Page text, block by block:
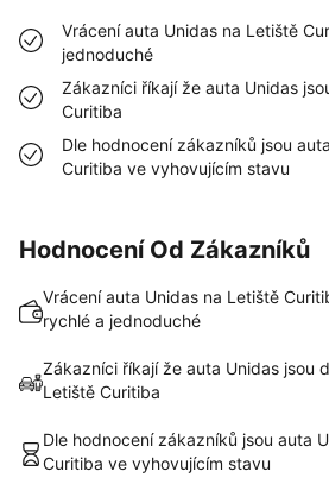
Vrácení auta Unidas na Letiště
jednoduché
Zákazníci říkají že auta Unidas
Curitiba
Dle hodnocení zákazníků jsou
Curitiba ve vyhovujícím stavu
Hodnocení Od Zákazníků
Vrácení auta Unidas na Letiště
rychlé a jednoduché
Zákazníci říkají že auta Unidas jsou
Letiště Curitiba
Dle hodnocení zákazníků jsou auta
Curitiba ve vyhovujícím stavu